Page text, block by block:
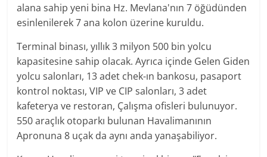
alana sahip yeni bina Hz. Mevlana'nın 7 öğüdünden
esinlenilerek 7 ana kolon üzerine kuruldu.
Terminal binası, yıllık 3 milyon 500 bin yolcu
kapasitesine sahip olacak. Ayrıca içinde Gelen Giden
yolcu salonları, 13 adet chek-ın bankosu, pasaport
kontrol noktası, VIP ve CIP salonları, 3 adet
kafeterya ve restoran, Çalışma ofisleri bulunuyor.
550 araçlık otoparkı bulunan Havalimanının
Apronuna 8 uçak da aynı anda yanaşabiliyor.